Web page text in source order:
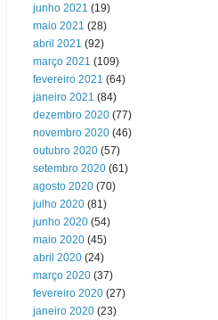
junho 2021 (19)
maio 2021 (28)
abril 2021 (92)
março 2021 (109)
fevereiro 2021 (64)
janeiro 2021 (84)
dezembro 2020 (77)
novembro 2020 (46)
outubro 2020 (57)
setembro 2020 (61)
agosto 2020 (70)
julho 2020 (81)
junho 2020 (54)
maio 2020 (45)
abril 2020 (24)
março 2020 (37)
fevereiro 2020 (27)
janeiro 2020 (23)